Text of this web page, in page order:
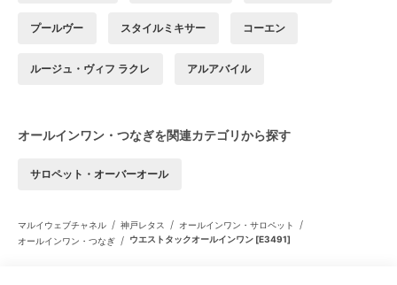
プールヴー スタイルミキサー コーエン
ルージュ・ヴィフ ラクレ アルアバイル
オールインワン・つなぎを関連カテゴリから探す
サロペット・オーバーオール
マルイウェブチャネル / 神戸レタス / オールインワン・サロペット /
オールインワン・つなぎ / ウエストタックオールインワン [E3491]